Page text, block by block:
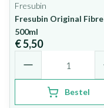
Fresubin
Fresubin Original Fibre
500ml
€ 5,50
Bestel